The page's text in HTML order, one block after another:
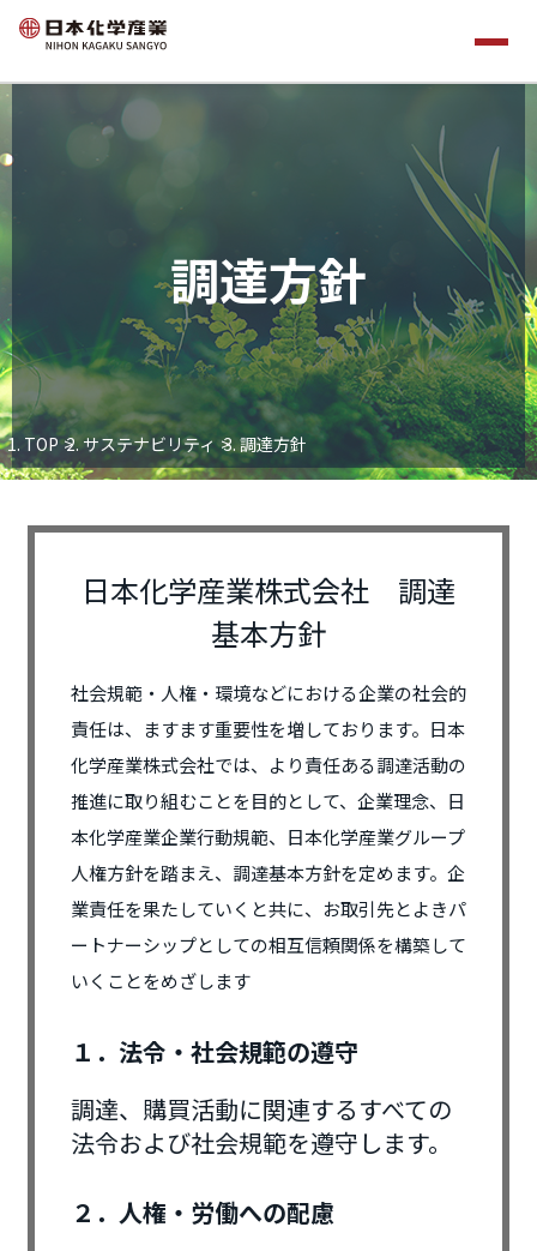
調達方針
TOP サステナビリティ 調達方針
日本化学産業株式会社 調達
基本方針
社会規範・人権・環境などにおける企業の社会的
責任は、ますます重要性を増しております。日本
化学産業株式会社では、より責任ある調達活動の
推進に取り組むことを目的として、企業理念、日
本化学産業企業行動規範、日本化学産業グループ
人権方針を踏まえ、調達基本方針を定めます。企
業責任を果たしていくと共に、お取引先とよきパ
ートナーシップとしての相互信頼関係を構築して
いくことをめざします
１．法令・社会規範の遵守
調達、購買活動に関連するすべての
法令および社会規範を遵守します。
２．人権・労働への配慮